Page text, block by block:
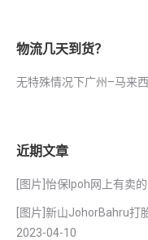
物流几天到货？
无特殊情况下广州–马来
近期文章
[图片]怡保lpoh网上有卖
[图片]新山JohorBahru打
2023-04-10